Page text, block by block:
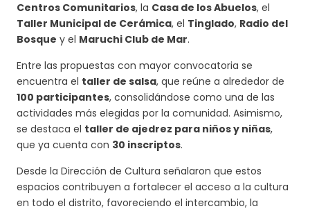
Centros Comunitarios, la Casa de los Abuelos, el
Taller Municipal de Cerámica, el Tinglado, Radio del
Bosque y el Maruchi Club de Mar.
Entre las propuestas con mayor convocatoria se
encuentra el taller de salsa, que reúne a alrededor de
100 participantes, consolidándose como una de las
actividades más elegidas por la comunidad. Asimismo,
se destaca el taller de ajedrez para niños y niñas,
que ya cuenta con 30 inscriptos.
Desde la Dirección de Cultura señalaron que estos
espacios contribuyen a fortalecer el acceso a la cultura
en todo el distrito, favoreciendo el intercambio, la